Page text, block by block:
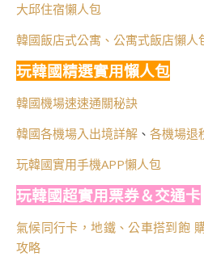
大邱住宿懶人包
韓國飯店式公寓、公寓式飯店懶人
玩韓國精選實用懶人包
韓國機場速速通關秘訣
韓國各機場入出境詳解 、 各機場退
玩韓國實用手機APP懶人包
玩韓國超實用票券＆交通卡
氣候同行卡，地鐵、公車搭到飽
攻略